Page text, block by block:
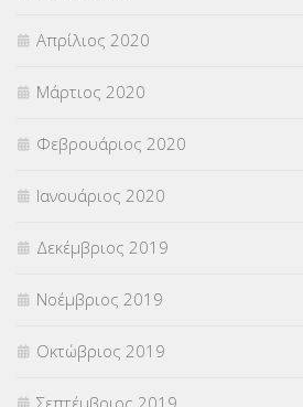
Απρίλιος 2020
Μάρτιος 2020
Φεβρουάριος 2020
Ιανουάριος 2020
Δεκέμβριος 2019
Νοέμβριος 2019
Οκτώβριος 2019
Σεπτέμβριος 2019